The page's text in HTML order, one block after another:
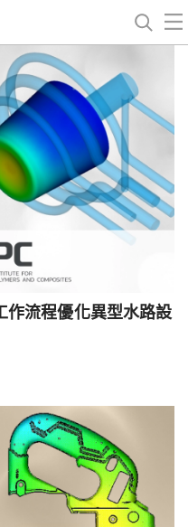
作流程優化異型水路設